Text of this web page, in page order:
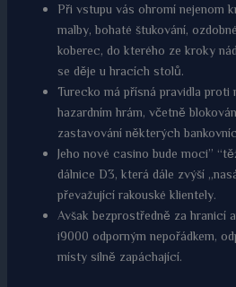
Při vstupu vás ohromí nejenom
malby, bohaté štukování,
koberec, do kterého ze kroky
se děje u hracích stolů.
Turecko má přísná pravidla proti
hazardním hrám, včetně
zastavování některých
Jeho nové casino bude moci”
dálnice D3, která dále zvýší
převažující rakouské klientely.
Avšak bezprostředně za hranicí
i9000 odporným nepořádkem,
místy silně zapáchající.